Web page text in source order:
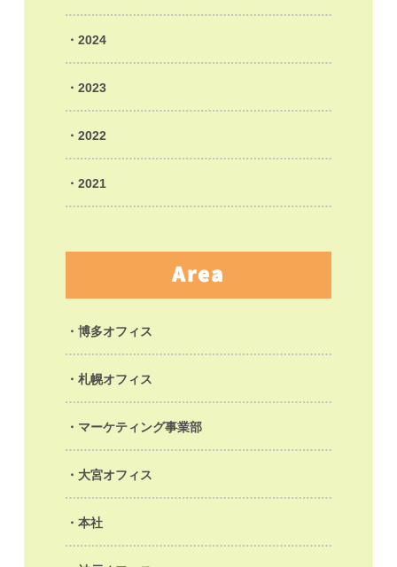
2024
2023
2022
2021
Area
博多オフィス
札幌オフィス
マーケティング事業部
大宮オフィス
本社